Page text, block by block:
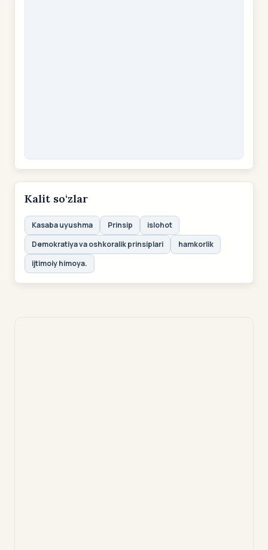
Kalit so‘zlar
Kasaba uyushma Prinsip
islohot
Demokratiya va oshkoralik prinsiplari
hamkorlik
ijtimoiy himoya.